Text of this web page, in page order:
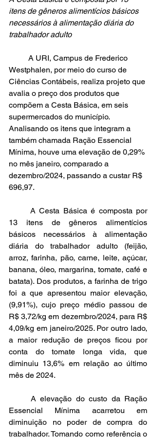
itens de gêneros alimentícios básicos
necessários à alimentação diária do
trabalhador adulto
Westphalen, por meio do curso de
Ciências Contábeis, realiza projeto que
avalia o preço dos produtos que
compõem a Cesta Básica, em seis
supermercados do município.
Analisando os itens que integram a
também chamada Ração Essencial
Mínima, houve uma elevação de 0,29%
no mês janeiro, comparado a
dezembro/2024, passando a custar R$
696,97.
13 itens de gêneros alimentícios
básicos necessários à alimentação
diária do trabalhador adulto (feijão,
arroz, farinha, pão, carne, leite, açúcar,
banana, óleo, margarina, tomate, café e
batata). Dos produtos, a farinha de trigo
foi a que apresentou maior elevação,
(9,91%), cujo preço médio passou de
R$ 3,72/kg em dezembro/2024, para R$
4,09/kg em janeiro/2025. Por outro lado,
a maior redução de preços ficou por
conta do tomate longa vida, que
diminuiu 13,6% em relação ao último
mês de 2024.
Essencial Mínima acarretou em
diminuição no poder de compra do
trabalhador. Tomando como referência o